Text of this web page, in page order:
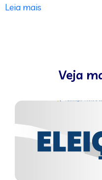
Leia mais
Veja